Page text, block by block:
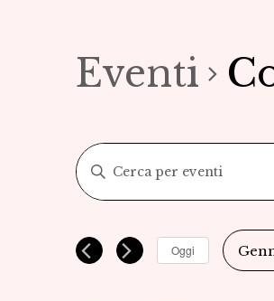
Eventi
Eventi
Ricerca
e
Inserisci
Parola
Cerca
Eventi
Oggi